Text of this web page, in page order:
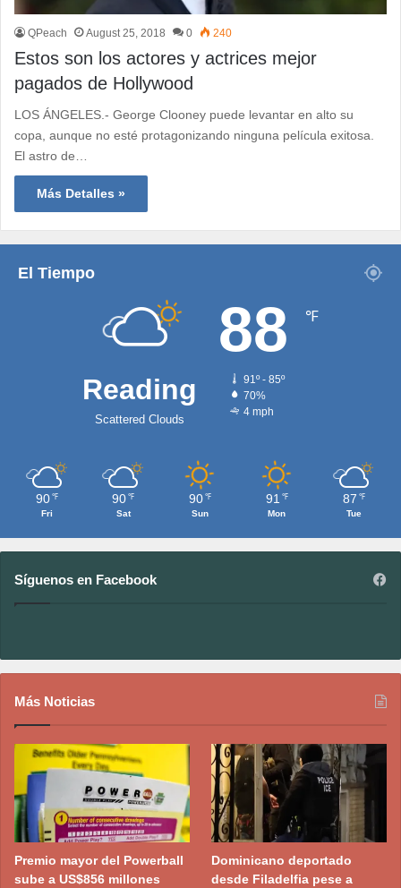
QPeach August 25, 2018 0 240
Estos son los actores y actrices mejor
pagados de Hollywood
LOS ÁNGELES.- George Clooney puede levantar en alto su
copa, aunque no esté protagonizando ninguna película exitosa.
El astro de…
Más Detalles »
El Tiempo
Reading
Scattered Clouds
88 ℉
91º - 85º
70%
4 mph
90 ℉
Fri
90 ℉
Sat
90 ℉
Sun
91 ℉
Mon
87 ℉
Tue
Síguenos en Facebook
Más Noticias
Premio mayor del Powerball
sube a US$856 millones
Dominicano deportado
desde Filadelfia pese a